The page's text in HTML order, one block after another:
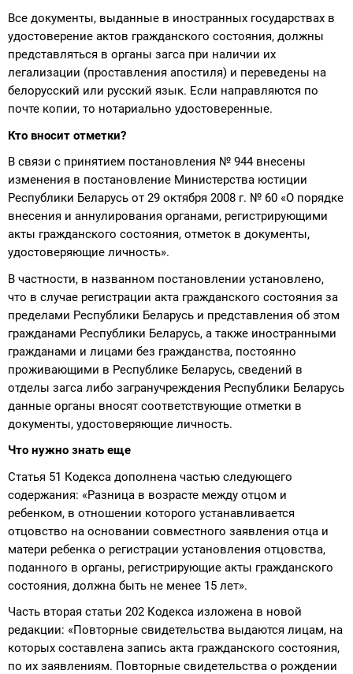
Все документы, выданные в иностранных государствах в
удостоверение актов гражданского состояния, должны
представляться в органы загса при наличии их
легализации (проставления апостиля) и переведены на
белорусский или русский язык. Если направляются по
почте копии, то нотариально удостоверенные.
Кто вносит отметки?
В связи с принятием постановления № 944 внесены
изменения в постановление Министерства юстиции
Республики Беларусь от 29 октября 2008 г. № 60 «О порядке
внесения и аннулирования органами, регистрирующими
акты гражданского состояния, отметок в документы,
удостоверяющие личность».
В частности, в названном постановлении установлено,
что в случае регистрации акта гражданского состояния за
пределами Республики Беларусь и представления об этом
гражданами Республики Беларусь, а также иностранными
гражданами и лицами без гражданства, постоянно
проживающими в Республике Беларусь, сведений в
отделы загса либо загранучреждения Республики Беларусь
данные органы вносят соответствующие отметки в
документы, удостоверяющие личность.
Что нужно знать еще
Статья 51 Кодекса дополнена частью следующего
содержания: «Разница в возрасте между отцом и
ребенком, в отношении которого устанавливается
отцовство на основании совместного заявления отца и
матери ребенка о регистрации установления отцовства,
поданного в органы, регистрирующие акты гражданского
состояния, должна быть не менее 15 лет».
Часть вторая статьи 202 Кодекса изложена в новой
редакции: «Повторные свидетельства выдаются лицам, на
которых составлена запись акта гражданского состояния,
по их заявлениям. Повторные свидетельства о рождении